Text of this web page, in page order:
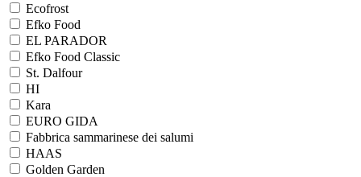
Ecofrost
Efko Food
EL PARADOR
Efko Food Сlassic
St. Dalfour
HI
Kara
EURO GIDA
Fabbrica sammarinese dei salumi
HAAS
Golden Garden